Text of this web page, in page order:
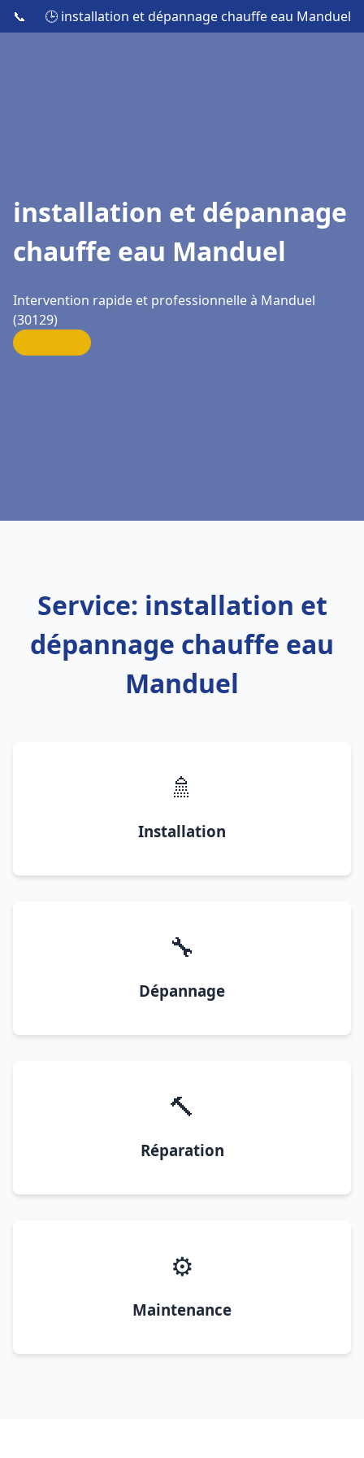
📞 🕒 installation et dépannage chauffe eau Manduel
installation et dépannage
chauffe eau Manduel
Intervention rapide et professionnelle à Manduel
(30129)
Service: installation et
dépannage chauffe eau
Manduel
🚿
Installation
🔧
Dépannage
🔨
Réparation
⚙️
Maintenance